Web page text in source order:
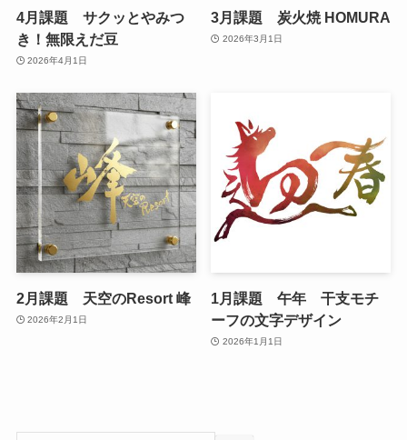
4月課題 サクッとやみつ
き！無限えだ豆
2026年4月1日
3月課題 炭火焼 HOMURA
2026年3月1日
2月課題 天空のResort 峰
2026年2月1日
1月課題 午年 干支モチ
ーフの文字デザイン
2026年1月1日